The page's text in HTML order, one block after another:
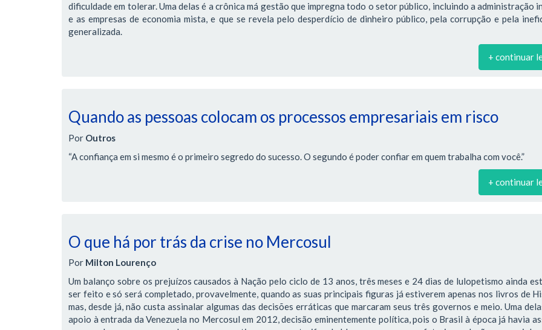
dificuldade em tolerar. Uma delas é a crônica má gestão que impregna todo o setor público, incluindo a administração
e as empresas de economia mista, e que se revela pelo desperdício de dinheiro público, pela corrupção e pela
generalizada.
+ continuar
Quando as pessoas colocam os processos empresariais em risco
Por Outros
“A confiança em si mesmo é o primeiro segredo do sucesso. O segundo é poder confiar em quem trabalha com você.”
+ continuar
O que há por trás da crise no Mercosul
Por Milton Lourenço
Um balanço sobre os prejuízos causados à Nação pelo ciclo de 13 anos, três meses e 24 dias de lulopetismo ainda
ser feito e só será completado, provavelmente, quando as suas principais figuras já estiverem apenas nos livros de
mas, desde já, não custa assinalar algumas das decisões erráticas que marcaram seus três governos e meio. Uma
apoio à entrada da Venezuela no Mercosul em 2012, decisão eminentemente política, pois o Brasil à época já havia